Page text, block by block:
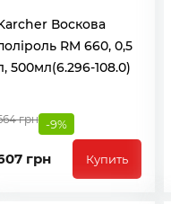
Воскова
RM 660, 0,5
500мл(6.296-108.0)
грн -9%
грн Купить